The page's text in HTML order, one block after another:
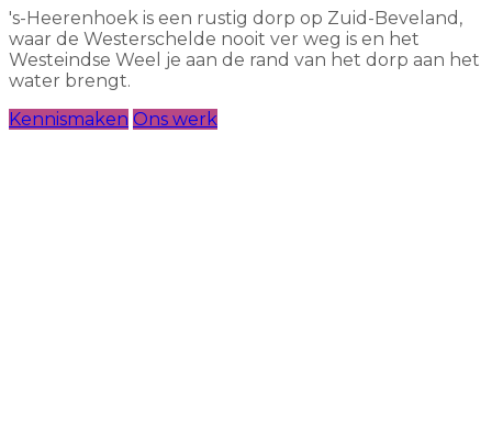
's-Heerenhoek is een rustig dorp op Zuid-Beveland,
waar de Westerschelde nooit ver weg is en het
Westeindse Weel je aan de rand van het dorp aan het
water brengt.
Kennismaken Ons werk